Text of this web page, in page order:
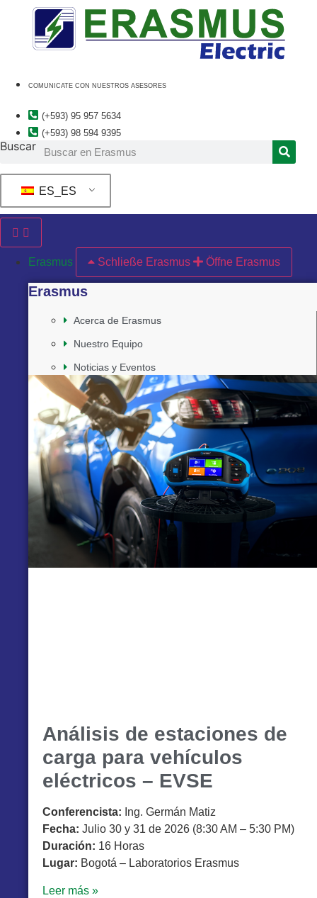
contenido
COMUNICATE CON NUESTROS ASESORES
(+593) 95 957 5634
(+593) 98 594 9395
Buscar
ES_ES
Erasmus Schließe Erasmus Öffne Erasmus
Erasmus
Acerca de Erasmus
Nuestro Equipo
Noticias y Eventos
Análisis de estaciones de
carga para vehículos
eléctricos – EVSE
Conferencista: Ing. Germán Matiz
Fecha: Julio 30 y 31 de 2026 (8:30 AM – 5:30 PM)
Duración: 16 Horas
Lugar: Bogotá – Laboratorios Erasmus
Leer más »